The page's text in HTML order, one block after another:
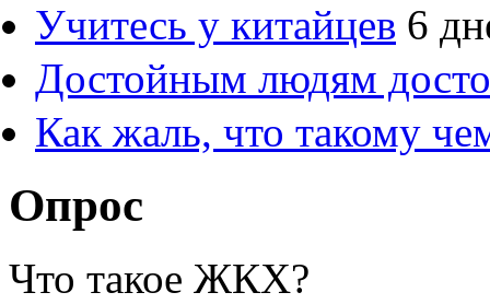
Учитесь у китайцев 6
Достойным людям
Как жаль, что такому
Опрос
Что такое ЖКХ?